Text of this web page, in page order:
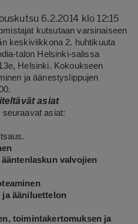
6.2.2014 klo 12:15
kutsutaan varsinaiseen
keskiviikkona 2. huhtikuuta
talon Helsinki-salissa
Helsinki. Kokoukseen
ja äänestyslippujen
asiat
asiat:
valvojien
ja ääniluettelon
toimintakertomuksen ja